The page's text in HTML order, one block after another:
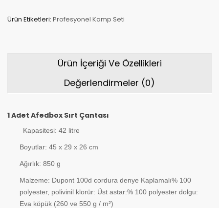
Ürün Etiketleri: Profesyonel Kamp Seti
Ürün İçeriği Ve Özellikleri
Değerlendirmeler (0)
1 Adet Afedbox Sırt Çantası
Kapasitesi: 42 litre
Boyutlar: 45 x 29 x 26 cm
Ağırlık: 850 g
Malzeme: Dupont 100d cordura denye Kaplamalı% 100
polyester, polivinil klorür: Üst astar:% 100 polyester dolgu:
Eva köpük (260 ve 550 g / m²)